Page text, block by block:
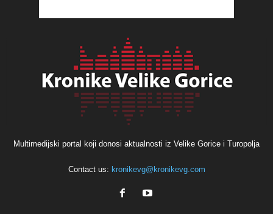
Multimedijski portal koji donosi aktualnosti iz Velike Gorice i Turopolja
Contact us: kronikevg@kronikevg.com